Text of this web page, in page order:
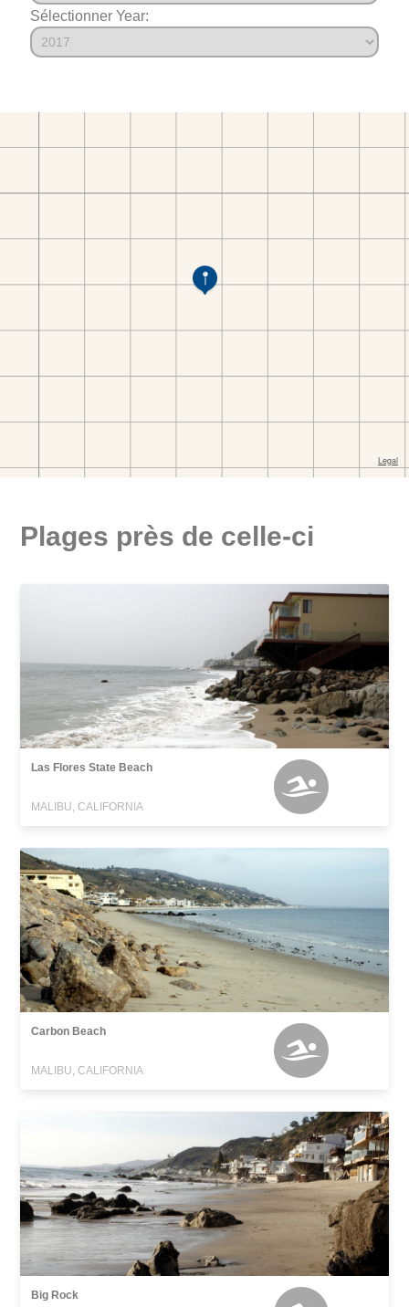
Sélectionner Year:
Plages près de celle-ci
Las Flores State Beach
MALIBU, CALIFORNIA
Carbon Beach
MALIBU, CALIFORNIA
Big Rock